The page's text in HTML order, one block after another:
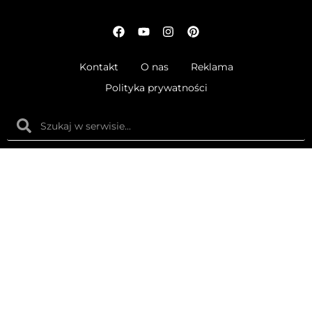
Kontakt O nas
Reklama
Polityka prywatności